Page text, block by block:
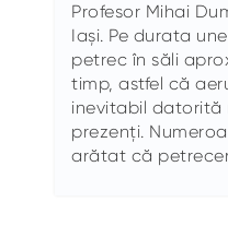
Profesor Mihai
Iași. Pe durata
petrec în săli
timp, astfel că
inevitabil datorită
prezenți.
arătat că